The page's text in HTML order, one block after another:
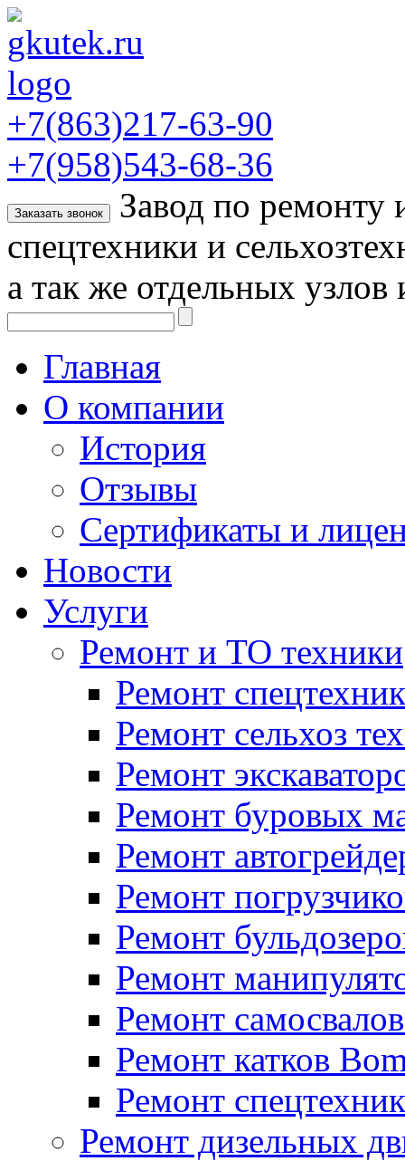
+7(863)217-63-90
+7(958)543-68-36
Заказать звонок
Завод по
спецтехники и
а так же отдельных узлов
Главная
О компании
История
Отзывы
Сертификаты и
Новости
Услуги
Ремонт и ТО техники
Ремонт
Ремонт сельхоз
Ремонт
Ремонт буровых
Ремонт
Ремонт
Ремонт
Ремонт
Ремонт
Ремонт катков
Ремонт
Ремонт дизельных